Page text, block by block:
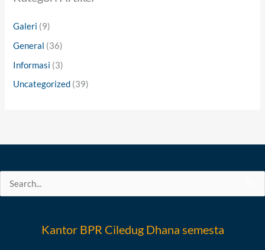
Galeri (9)
General (36)
Informasi (3)
Uncategorized (39)
Search
Kantor BPR Ciledug Dhana semesta